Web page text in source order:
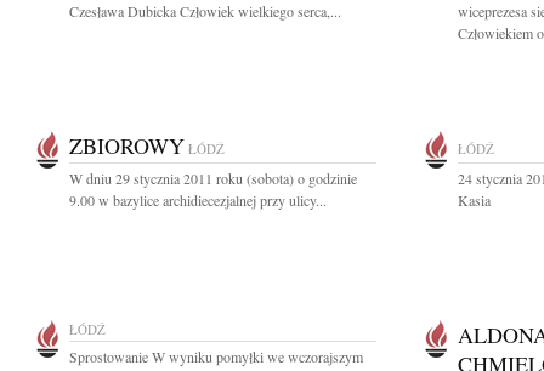
Czesława Dubicka Człowiek wielkiego serca,...
wiceprezesa
Człowiekiem
ZBIOROWY ŁÓDŹ
W dniu 29 stycznia 2011 roku (sobota) o godzinie
9.00 w bazylice archidiecezjalnej przy ulicy...
ŁÓDŹ
24 stycznia
Kasia
ŁÓDŹ
Sprostowanie W wyniku pomyłki we wczorajszym